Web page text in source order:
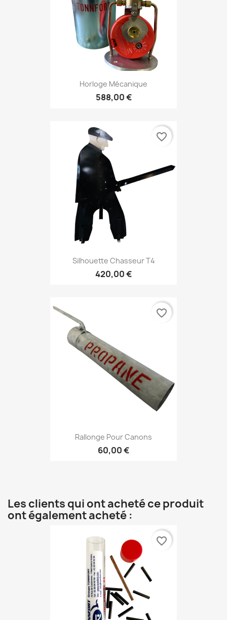
Horloge Mécanique
588,00 €
Silhouette Chasseur T4
420,00 €
favorite_border
Rallonge Pour Canons
60,00 €
favorite_border
Les clients qui ont acheté ce produit
ont également acheté :
favorite_border